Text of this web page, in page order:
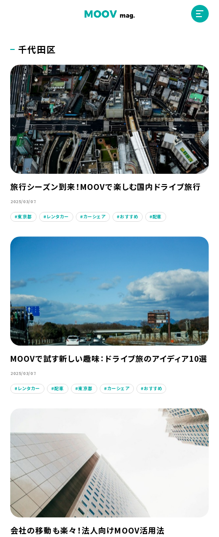
ホーム
運営会社
MOOVマガジン利用規約
お問合せ
人材募集
千代田区
旅行シーズン到来！MOOVで楽しむ国内ドライブ旅行
2025/03/07
東京都 レンタカー カーシェア おすすめ 配車
MOOVで試す新しい趣味：ドライブ旅のアイディア10選
2025/03/07
レンタカー 配車 東京都 カーシェア おすすめ
会社の移動も楽々！法人向けMOOV活用法